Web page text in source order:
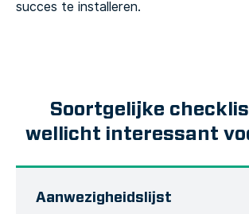
succes te installeren.
Soortgelijke
wellicht interessant
Aanwezigheidslijst